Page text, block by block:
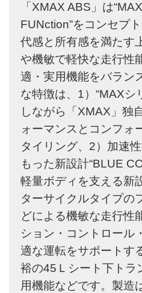
「XMAX ABS」は
FUNction”をコンセプ
代感と所有感を満たす
や機敏で軽快な走行性
適・実用機能をバラン
な特徴は、1）“MAXシ
しながら「XMAX」独
ォーマンスとコンフォ
タイリング、2）加速
もった新設計“BLUE
軽量ボディを支える新
ターサイクルタイプの
どによる機敏な走行性
ション・コントロール
適な運転をサポートす
裕の45Ｌシート下トラ
用機能などです。製造